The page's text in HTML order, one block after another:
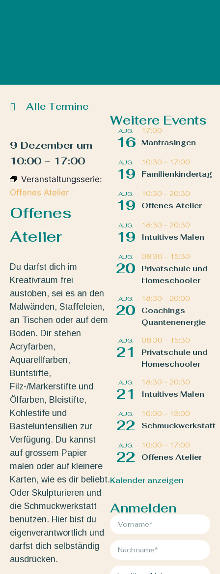
Alle Termine
9 Dezember um
10:00 – 17:00
Veranstaltungsserie:
Offenes Atelier
Offenes
Atelier
Du darfst dich im
Kreativraum frei
austoben, sei es an den
Malwänden, Staffeleien,
an Tischen oder auf dem
Boden. Dir stehen
Acryfarben,
Aquarellfarben,
Buntstifte,
Filz-/Markerstifte und
Ölfarben, Bleistifte,
Kohlestife und
Basteluntensilien zur
Verfügung. Du kannst
auf grossem Papier
malen oder auf kleinere
Karten, wie es dir beliebt.
Oder Skulpturieren und
die Schmuckwerkstatt
benutzen. Hier bist du
eigenverantwortlich und
darfst dich selbständig
ausdrücken.
Weitere Events
AUG.
16
17:00
Mantrasingen
AUG.
19
10:30 – 17:00
Familienkindertag
AUG.
19
10:30 – 20:30
Offenes Atelier
AUG.
19
18:30 – 20:30
Intuitives Malen
AUG.
20
08:30 – 15:30
Privatschule und
Homeschooler
AUG.
20
18:30 – 20:00
Coachings
Quantenenergie
AUG.
21
08:30 – 15:30
Privatschule und
Homeschooler
AUG.
21
18:30 – 20:30
Intuitives Malen
AUG.
22
10:00 – 13:00
Schmuckwerkstatt
AUG.
22
10:00 – 17:00
Offenes Atelier
Kalender anzeigen
Anmelden